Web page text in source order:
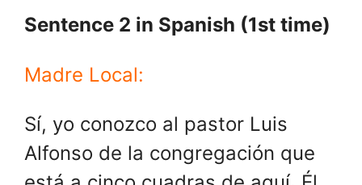
Sentence 2 in Spanish (1st time)
Madre Local:
Sí, yo conozco al pastor Luis
Alfonso de la congregación que